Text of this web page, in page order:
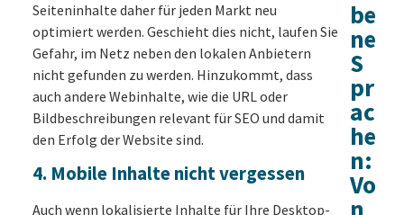
Seiteninhalte daher für jeden Markt neu
optimiert werden. Geschieht dies nicht, laufen Sie
Gefahr, im Netz neben den lokalen Anbietern
nicht gefunden zu werden. Hinzukommt, dass
auch andere Webinhalte, wie die URL oder
Bildbeschreibungen relevant für SEO und damit
den Erfolg der Website sind.
4. Mobile Inhalte nicht vergessen
Auch wenn lokalisierte Inhalte für Ihre Desktop-
be
ne
S
pr
ac
he
n:
Vo